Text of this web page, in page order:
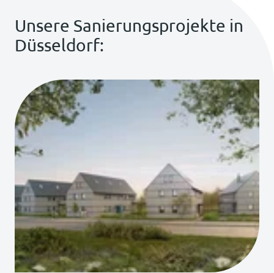
Unsere Sanierungsprojekte in
Düsseldorf: